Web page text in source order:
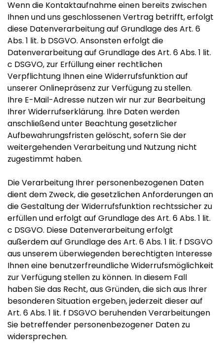
Wenn die Kontaktaufnahme einen bereits zwischen
Ihnen und uns geschlossenen Vertrag betrifft, erfolgt
diese Datenverarbeitung auf Grundlage des Art. 6
Abs. 1 lit. b DSGVO. Ansonsten erfolgt die
Datenverarbeitung auf Grundlage des Art. 6 Abs. 1 lit.
c DSGVO, zur Erfüllung einer rechtlichen
Verpflichtung Ihnen eine Widerrufsfunktion auf
unserer Onlinepräsenz zur Verfügung zu stellen.
Ihre E-Mail-Adresse nutzen wir nur zur Bearbeitung
Ihrer Widerrufserklärung. Ihre Daten werden
anschließend unter Beachtung gesetzlicher
Aufbewahrungsfristen gelöscht, sofern Sie der
weitergehenden Verarbeitung und Nutzung nicht
zugestimmt haben.
Die Verarbeitung Ihrer personenbezogenen Daten
dient dem Zweck, die gesetzlichen Anforderungen an
die Gestaltung der Widerrufsfunktion rechtssicher zu
erfüllen und erfolgt auf Grundlage des Art. 6 Abs. 1 lit.
c DSGVO. Diese Datenverarbeitung erfolgt
außerdem auf Grundlage des Art. 6 Abs. 1 lit. f DSGVO
aus unserem überwiegenden berechtigten Interesse
Ihnen eine benutzerfreundliche Widerrufsmöglichkeit
zur Verfügung stellen zu können. In diesem Fall
haben Sie das Recht, aus Gründen, die sich aus Ihrer
besonderen Situation ergeben, jederzeit dieser auf
Art. 6 Abs. 1 lit. f DSGVO beruhenden Verarbeitungen
Sie betreffender personenbezogener Daten zu
widersprechen.